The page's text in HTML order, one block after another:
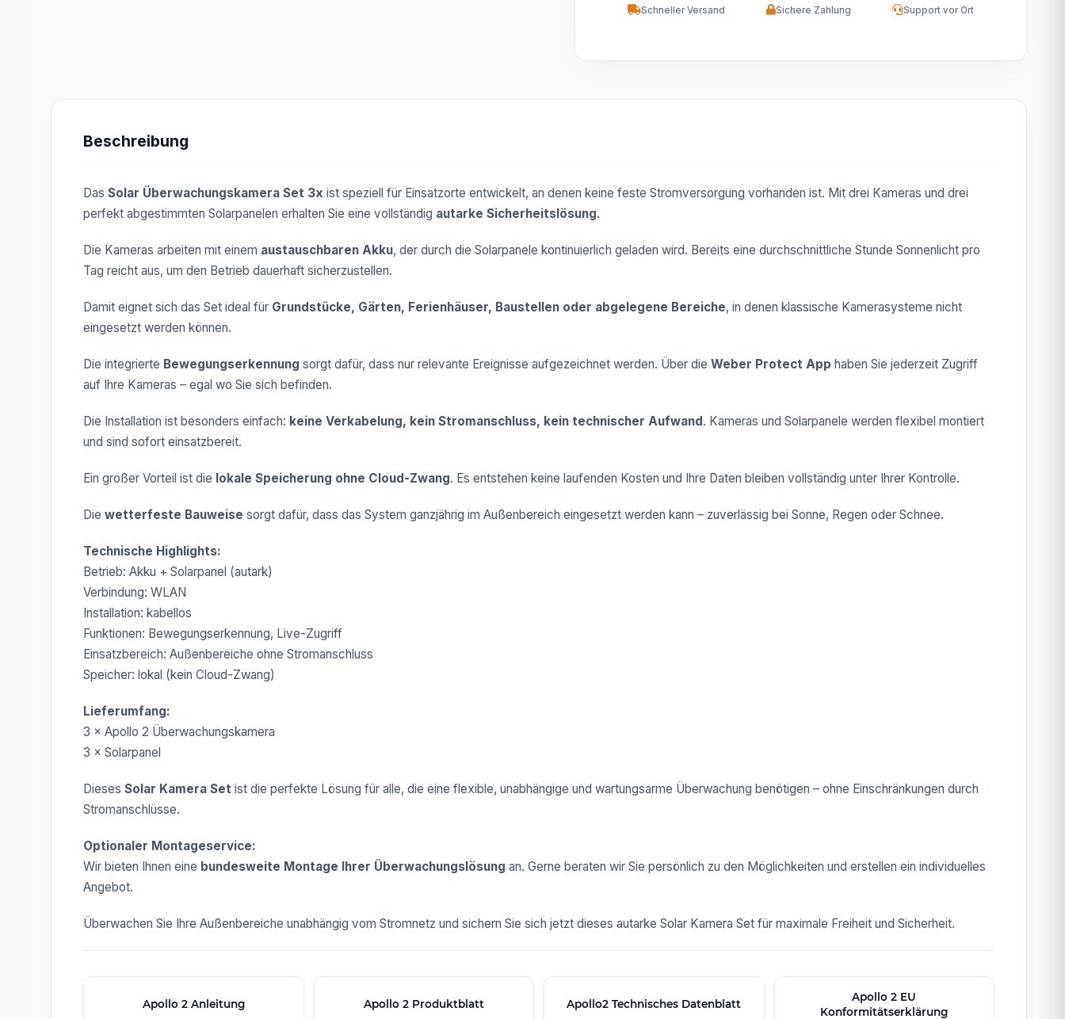
Schneller Versand Sichere Zahlung Support vor Ort
Beschreibung
Das Solar Überwachungskamera Set 3x ist speziell für Einsatzorte entwickelt, an denen keine feste Stromversorgung vorhanden ist. Mit drei Kameras und drei
perfekt abgestimmten Solarpanelen erhalten Sie eine vollständig autarke Sicherheitslösung.
Die Kameras arbeiten mit einem austauschbaren Akku, der durch die Solarpanele kontinuierlich geladen wird. Bereits eine durchschnittliche Stunde Sonnenlicht pro
Tag reicht aus, um den Betrieb dauerhaft sicherzustellen.
Damit eignet sich das Set ideal für Grundstücke, Gärten, Ferienhäuser, Baustellen oder abgelegene Bereiche, in denen klassische Kamerasysteme nicht
eingesetzt werden können.
Die integrierte Bewegungserkennung sorgt dafür, dass nur relevante Ereignisse aufgezeichnet werden. Über die Weber Protect App haben Sie jederzeit Zugriff
auf Ihre Kameras – egal wo Sie sich befinden.
Die Installation ist besonders einfach: keine Verkabelung, kein Stromanschluss, kein technischer Aufwand. Kameras und Solarpanele werden flexibel montiert
und sind sofort einsatzbereit.
Ein großer Vorteil ist die lokale Speicherung ohne Cloud-Zwang. Es entstehen keine laufenden Kosten und Ihre Daten bleiben vollständig unter Ihrer Kontrolle.
Die wetterfeste Bauweise sorgt dafür, dass das System ganzjährig im Außenbereich eingesetzt werden kann – zuverlässig bei Sonne, Regen oder Schnee.
Technische Highlights:
Betrieb: Akku + Solarpanel (autark)
Verbindung: WLAN
Installation: kabellos
Funktionen: Bewegungserkennung, Live-Zugriff
Einsatzbereich: Außenbereiche ohne Stromanschluss
Speicher: lokal (kein Cloud-Zwang)
Lieferumfang:
3 × Apollo 2 Überwachungskamera
3 × Solarpanel
Dieses Solar Kamera Set ist die perfekte Lösung für alle, die eine flexible, unabhängige und wartungsarme Überwachung benötigen – ohne Einschränkungen durch
Stromanschlüsse.
Optionaler Montageservice:
Wir bieten Ihnen eine bundesweite Montage Ihrer Überwachungslösung an. Gerne beraten wir Sie persönlich zu den Möglichkeiten und erstellen ein individuelles
Angebot.
Überwachen Sie Ihre Außenbereiche unabhängig vom Stromnetz und sichern Sie sich jetzt dieses autarke Solar Kamera Set für maximale Freiheit und Sicherheit.
Apollo 2 Anleitung Apollo 2 Produktblatt Apollo2 Technisches Datenblatt
Apollo 2 EU
Konformitätserklärung